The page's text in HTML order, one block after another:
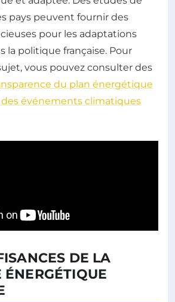
pays peuvent fournir des
pour les adaptations
la politique française. Pour
vous pouvez consulter des
du plan énergétique
événements climatiques
DE LA
ÉNERGÉTIQUE